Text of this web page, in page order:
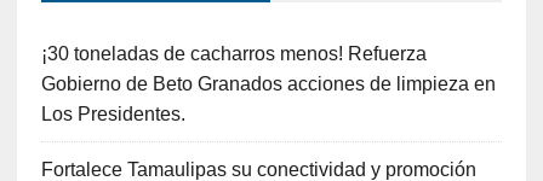
¡30 toneladas de cacharros menos! Refuerza
Gobierno de Beto Granados acciones de limpieza en
Los Presidentes.
Fortalece Tamaulipas su conectividad y promoción